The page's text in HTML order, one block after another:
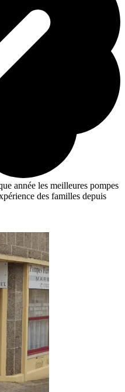
année les meilleures pompes
des familles depuis